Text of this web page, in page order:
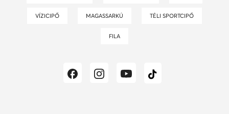
VÍZICIPŐ MAGASSARKÚ TÉLI SPORTCIPŐ
FILA